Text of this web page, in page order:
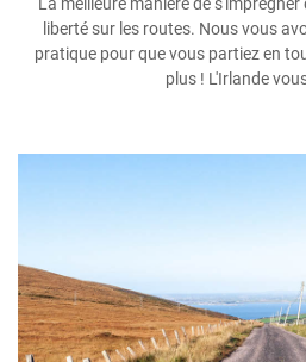
liberté sur les routes. Nous vous
pratique pour que vous partiez en
plus ! L'Irlande